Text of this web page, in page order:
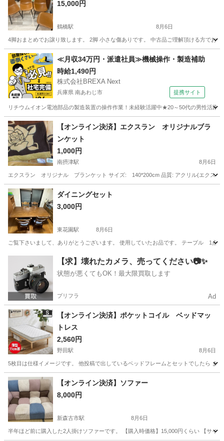
15,000円
鶴橋駅 8月6日
4脚おまとめでお譲り致します。 2脚 小さな傷ありです。 中古品ご理解頂ける方でお
大阪 大阪市 鶴橋駅 椅子
≪月収34万円・派遣社員≫機械操作・製造補助
時給1,490円
株式会社BREXA Next
兵庫県 南あわじ市 提携サイト
リチウムイオン電池部品の製造装置の操作作業！未経験活躍中★20～50代の男性活
兵庫 南あわじ市 その他
【オンライン決済】エクスラン オリジナルブラ
ンケット
1,000円
南摂津駅 8月6日
エクスラン オリジナル ブランケット サイズ: 140*200cm 品質: アクリル(エクスラ
大阪 摂津市 南摂津駅
ダイニングセット
3,000円
東花園駅 8月6日
ご覧下さいまして、ありがとうございます。 使用していたお品です。 テーブル 1
東花園駅 ダイニングセット
【求】壊れたカメラ、売ってください📷✨
状態が悪くてもOK！最大限買取します
プリフラ Ad
【オンライン決済】ポケットコイル ベッドマッ
トレス
2,560円
野田駅 8月6日
5枚目は仕様イメージです。 他投稿で出しているベッドフレームとセットでしたら
大阪 大阪市 野田駅 ベッド
【オンライン決済】ソファー
8,000円
新森古市駅 8月6日
半年ほど前に購入した2人掛けソファーです。 【購入時価格】15,000円くらい 【サ